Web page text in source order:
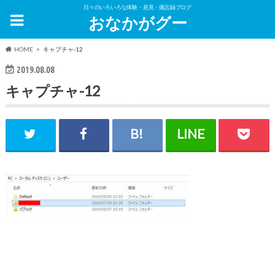
日々のいろいろな体験・意見・備忘録ブログ
おなかがグー
HOME キャプチャ-12
2019.08.08
キャプチャ-12